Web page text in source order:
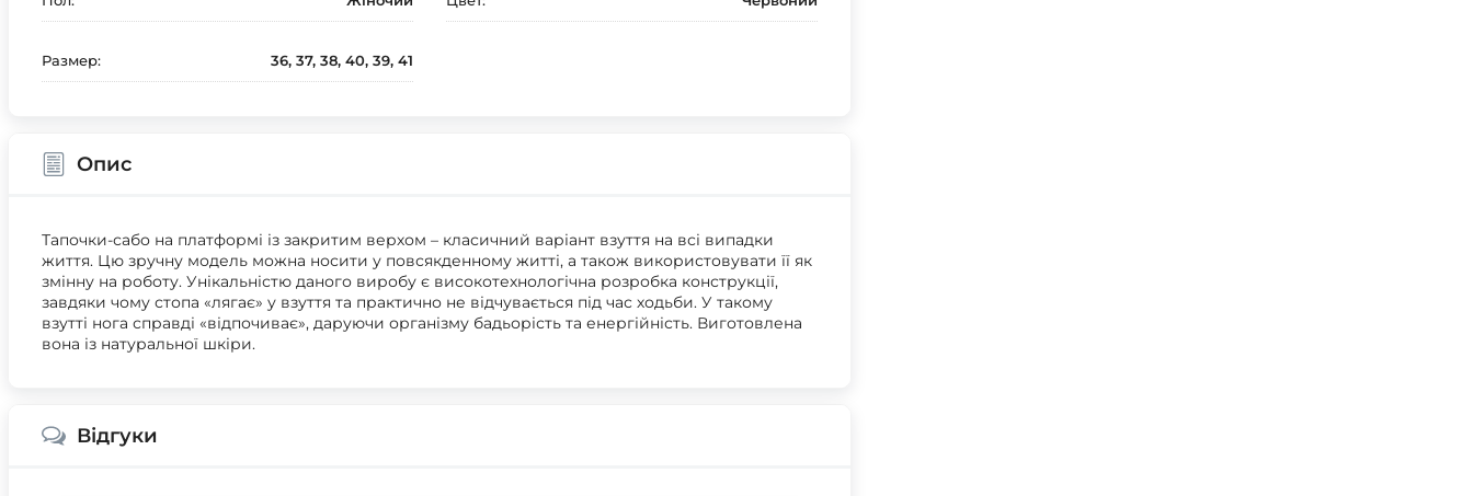
Размер: 36, 37, 38, 40, 39, 41
Опис
Тапочки-сабо на платформі із закритим верхом – класичний варіант взуття на всі випадки
життя. Цю зручну модель можна носити у повсякденному житті, а також використовувати її як
змінну на роботу. Унікальністю даного виробу є високотехнологічна розробка конструкції,
завдяки чому стопа «лягає» у взуття та практично не відчувається під час ходьби. У такому
взутті нога справді «відпочиває», даруючи організму бадьорість та енергійність. Виготовлена
вона із натуральної шкіри.
Відгуки